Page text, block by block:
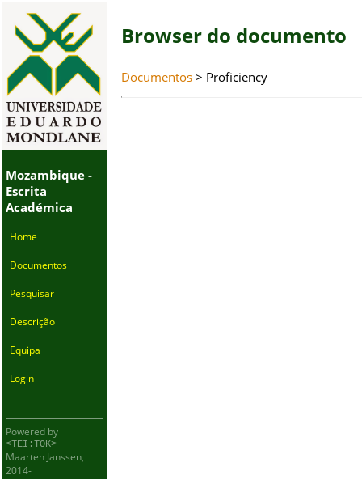
Mozambique -
Escrita
Académica
Home
Documentos
Pesquisar
Descrição
Equipa
Login
Powered by
<TEI:TOK>
Maarten Janssen,
2014-
Browser do documento
Documentos > Proficiency